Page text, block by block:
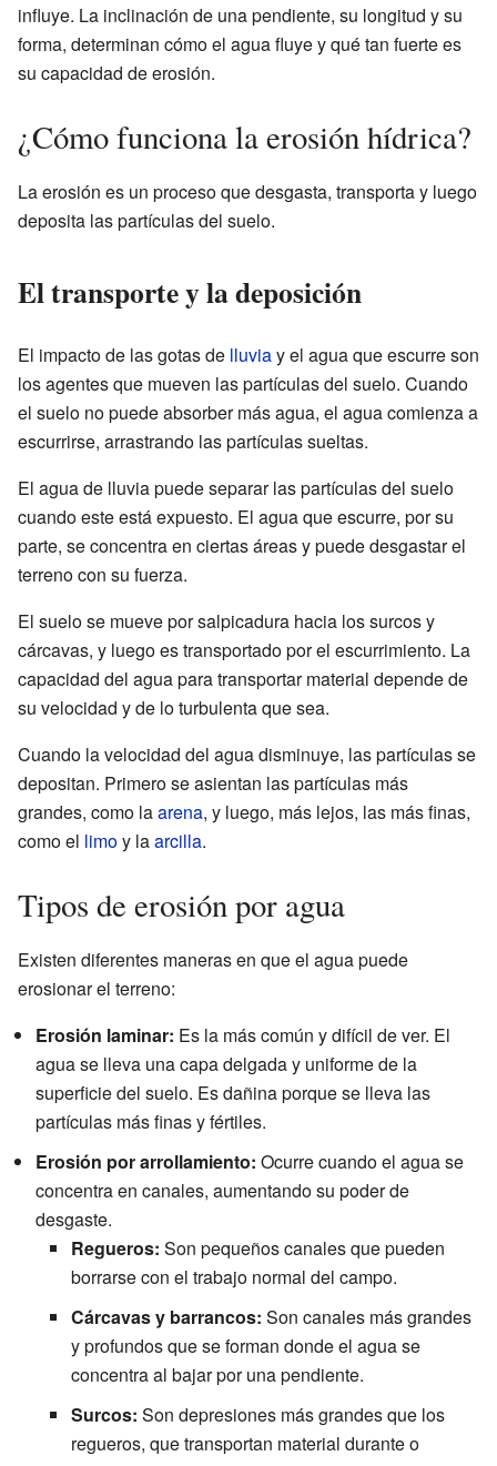
influye. La inclinación de una pendiente, su longitud y su
forma, determinan cómo el agua fluye y qué tan fuerte es
su capacidad de erosión.
¿Cómo funciona la erosión hídrica?
La erosión es un proceso que desgasta, transporta y luego
deposita las partículas del suelo.
El transporte y la deposición
El impacto de las gotas de lluviay el agua que escurre son
los agentes que mueven las partículas del suelo. Cuando
el suelo no puede absorber más agua, el agua comienza a
escurrirse, arrastrando las partículas sueltas.
El agua de lluvia puede separar las partículas del suelo
cuando este está expuesto. El agua que escurre, por su
parte, se concentra en ciertas áreas y puede desgastar el
terreno con su fuerza.
El suelo se mueve por salpicadura hacia los surcos y
cárcavas, y luego es transportado por el escurrimiento. La
capacidad del agua para transportar material depende de
su velocidad y de lo turbulenta que sea.
Cuando la velocidad del agua disminuye, las partículas se
depositan. Primero se asientan las partículas más
grandes, como laarena, y luego, más lejos, las más finas,
como el limoy laarcilla.
Tipos de erosión por agua
Existen diferentes maneras en que el agua puede
erosionar el terreno:
Erosión laminar: Es la más común y difícil de ver. El
agua se lleva una capa delgada y uniforme de la
superficie del suelo. Es dañina porque se lleva las
partículas más finas y fértiles.
Erosión por arrollamiento: Ocurre cuando el agua se
concentra en canales, aumentando su poder de
desgaste.
Regueros: Son pequeños canales que pueden
borrarse con el trabajo normal del campo.
Cárcavas y barrancos: Son canales más grandes
y profundos que se forman donde el agua se
concentra al bajar por una pendiente.
Surcos: Son depresiones más grandes que los
regueros, que transportan material durante o